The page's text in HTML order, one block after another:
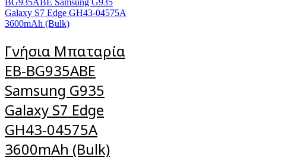
Γνήσια Μπαταρία
EB-BG935ABE
Samsung G935
Galaxy S7 Edge
GH43-04575A
3600mAh (Bulk)